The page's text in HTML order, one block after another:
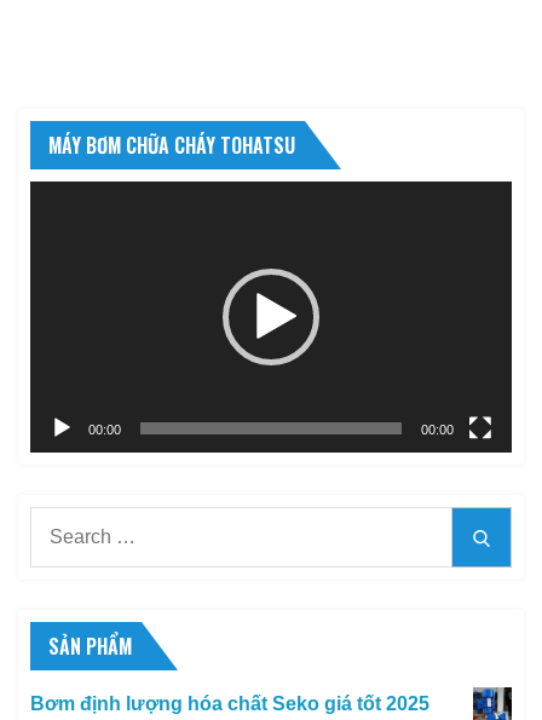
MÁY BƠM CHỮA CHÁY TOHATSU
00:00 00:00
SẢN PHẨM
Bơm định lượng hóa chất Seko giá tốt 2025